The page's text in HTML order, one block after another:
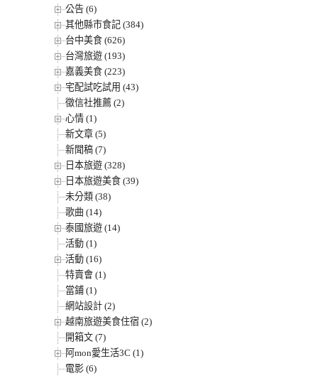
公告 (6)
其他縣市食記 (384)
台中美食 (626)
台灣旅遊 (193)
嘉義美食 (223)
宅配試吃試用 (43)
徵信社推薦 (2)
心情 (1)
新文章 (5)
新聞稿 (7)
日本旅遊 (328)
日本旅遊美食 (39)
未分類 (38)
歌曲 (14)
泰國旅遊 (14)
活動 (1)
活動 (16)
特賣會 (1)
當鋪 (1)
網站設計 (2)
越南旅遊美食住宿 (2)
開箱文 (7)
阿mon愛生活3C (1)
電影 (6)